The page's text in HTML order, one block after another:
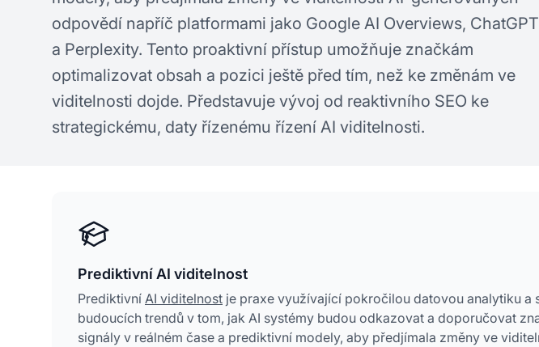
odpovědí napříč platformami jako Google AI Overviews, ChatGPT
a Perplexity. Tento proaktivní přístup umožňuje značkám
optimalizovat obsah a pozici ještě před tím, než ke změnám ve
viditelnosti dojde. Představuje vývoj od reaktivního SEO ke
strategickému, daty řízenému řízení AI viditelnosti.
Prediktivní AI viditelnost
Prediktivní AI viditelnost je praxe využívající pokročilou datovou analytiku a
budoucích trendů v tom, jak AI systémy budou odkazovat a doporučovat
signály v reálném čase a prediktivní modely, aby předjímala změny ve